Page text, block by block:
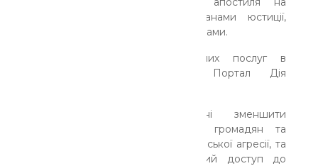
документах, виданих органами юстиції,
судами, архівами та нотаріусами.
Важливо: отримання зазначених послуг в
електронній формі через Портал Дія
Ухвалені рішення покликані зменшити
матеріальне навантаження на громадян та
бізнес, які постраждали від російської агресії, та
забезпечити їм безперешкодний доступ до